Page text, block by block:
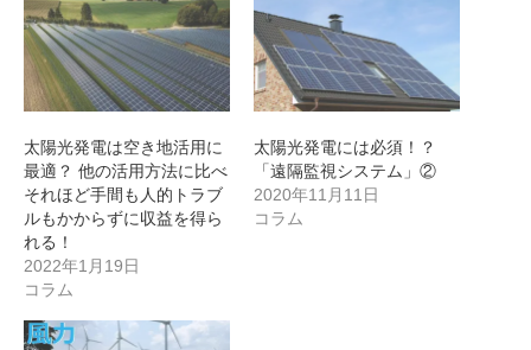
太陽光発電は空き地活用に
最適？ 他の活用方法に比べ
それほど手間も人的トラブ
ルもかからずに収益を得ら
れる！
2022年1月19日
コラム
太陽光発電には必須！？
「遠隔監視システム」②
2020年11月11日
コラム